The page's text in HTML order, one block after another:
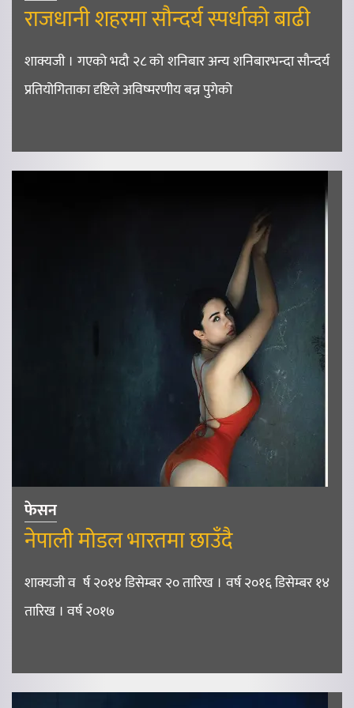
राजधानी शहरमा सौन्दर्य स्पर्धाको बाढी
शाक्यजी । गएको भदौ २८ को शनिबार अन्य शनिबारभन्दा सौन्दर्य
प्रतियोगिताका दृष्टिले अविष्मरणीय बन्न पुगेको
फेसन
नेपाली मोडल भारतमा छाउँदै
शाक्यजी व र्ष २०१४ डिसेम्बर २० तारिख । वर्ष २०१६ डिसेम्बर १४
तारिख । वर्ष २०१७